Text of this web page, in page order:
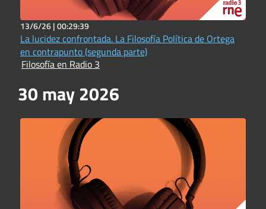
13/6/26 |00:29:39
La lucidez confrontada. La Filosofía Política de Ortega
en contrapunto (segunda parte)
Filosofía en Radio 3
30 may 2026